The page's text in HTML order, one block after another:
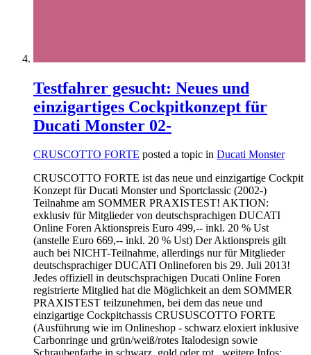
Testfahrer gesucht: Neues und
einzigartiges Cockpitkonzept für
Ducati Monster 02-
CRUSCOTTO FORTE posted a topic in Ducati Monster
CRUSCOTTO FORTE ist das neue und einzigartige Cockpit
Konzept für Ducati Monster und Sportclassic (2002-)
Teilnahme am SOMMER PRAXISTEST! AKTION:
exklusiv für Mitglieder von deutschsprachigen DUCATI
Online Foren Aktionspreis Euro 499,-- inkl. 20 % Ust
(anstelle Euro 669,-- inkl. 20 % Ust) Der Aktionspreis gilt
auch bei NICHT-Teilnahme, allerdings nur für Mitglieder
deutschsprachiger DUCATI Onlineforen bis 29. Juli 2013!
Jedes offiziell in deutschsprachigen Ducati Online Foren
registrierte Mitglied hat die Möglichkeit an dem SOMMER
PRAXISTEST teilzunehmen, bei dem das neue und
einzigartige Cockpitchassis CRUSUSCOTTO FORTE
(Ausführung wie im Onlineshop - schwarz eloxiert inklusive
Carbonringe und grün/weiß/rotes Italodesign sowie